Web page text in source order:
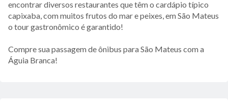
encontrar diversos restaurantes que têm o cardápio típico
capixaba, com muitos frutos do mar e peixes, em São Mateus
o tour gastronômico é garantido!
Compre sua passagem de ônibus para São Mateus com a
Águia Branca!